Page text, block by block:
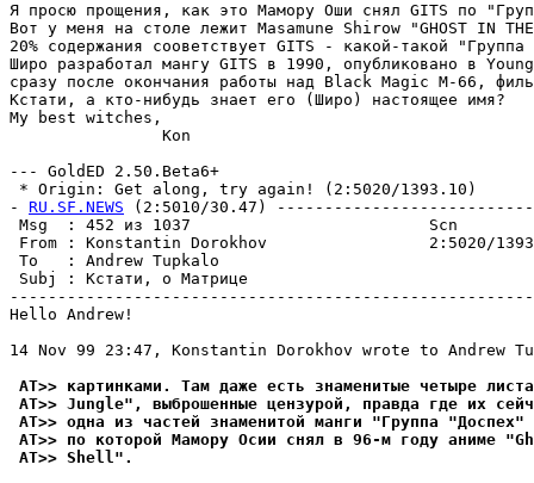
Я просю прощения, как это Мамору Оши снял GITS по
Вот у меня на столе лежит Masamune Shirow "GHOST IN
20% содержания сооветствует GITS - какой-такой "Группа
Широ разработал мангу GITS в 1990, опубликовано в
сразу после окончания работы над Black Magic M-66,
Кстати, а кто-нибудь знает его (Широ) настоящее имя?
My best witches,
                Kon
--- GoldED 2.50.Beta6+
* Origin: Get along, try again! (2:5020/1393.10)
- RU.SF.NEWS (2:5010/30.47)
Msg  : 452 из 1037
From : Konstantin Dorokhov                 2:5020/
To   : Andrew Tupkalo
Subj : Кстати, о
Hello Andrew!
14 Nov 99 23:47, Konstantin Dorokhov wrote to Andrew
AT>> каpтинками. Там даже есть знаменитые четыре
AT>> Jungle", выброшенные цензурой, правда где их
AT>> одна из частей знаменитой манги "Группа "Доспех"
AT>> по которой Мамору Осии снял в 96-м году аниме
AT>> Shell".